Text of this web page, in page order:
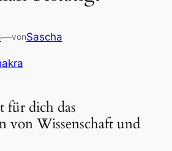
—vonSascha
für dich das
von Wissenschaft und